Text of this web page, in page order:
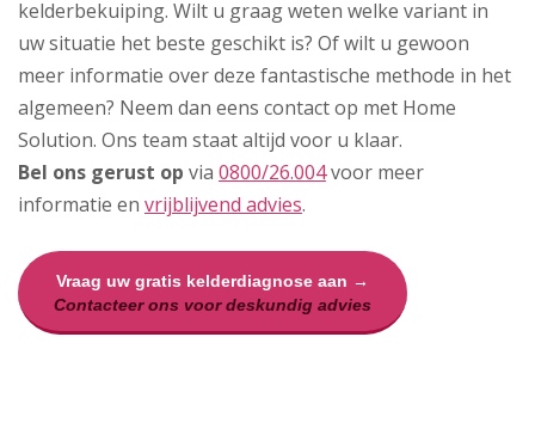
kelderbekuiping. Wilt u graag weten welke variant in
uw situatie het beste geschikt is? Of wilt u gewoon
meer informatie over deze fantastische methode in het
algemeen? Neem dan eens contact op met Home
Solution. Ons team staat altijd voor u klaar.
Bel ons gerust op via 0800/26.004voor meer
informatie en vrijblijvend advies.
Vraag uw gratis kelderdiagnose aan →
Contacteer ons voor deskundig advies